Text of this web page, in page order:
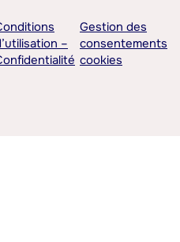
–
Gestion des
consentements
cookies